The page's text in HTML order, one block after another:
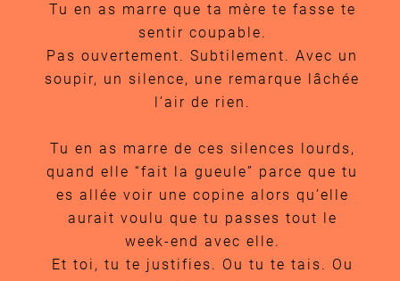
Tu en as marre que ta mère te fasse te
sentir coupable.
Pas ouvertement. Subtilement. Avec un
soupir, un silence, une remarque lâchée
l’air de rien.
Tu en as marre de ces silences lourds,
quand elle “fait la gueule” parce que tu
es allée voir une copine alors qu’elle
aurait voulu que tu passes tout le
week-end avec elle.
Et toi, tu te justifies. Ou tu te tais. Ou